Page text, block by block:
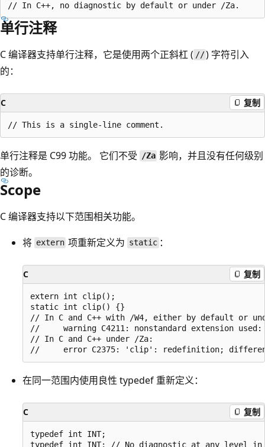
单行注释
C 编译器支持单行注释，它是使用两个正斜杠 ( //) 字符引入
的：
C 复制
单行注释是 C99 功能。 它们不受 /Za 影响，并且没有任何级别
的诊断。
Scope
C 编译器支持以下范围相关功能。
将 extern 项重新定义为 static ：
C 复制
extern int clip();
static int clip() {}
// In C and C++ with /W4, either by default or
//     warning C4211: nonstandard extension
// In C and C++ under /Za:
在同一范围内使用良性 typedef 重新定义：
C 复制
typedef int INT;